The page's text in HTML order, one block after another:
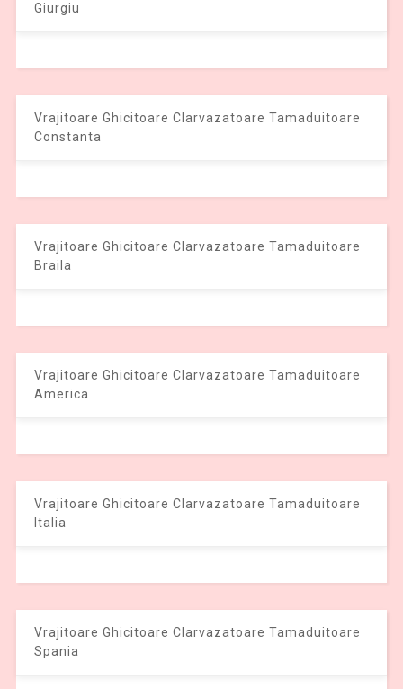
Giurgiu
Vrajitoare Ghicitoare Clarvazatoare Tamaduitoare
Constanta
Vrajitoare Ghicitoare Clarvazatoare Tamaduitoare
Braila
Vrajitoare Ghicitoare Clarvazatoare Tamaduitoare
America
Vrajitoare Ghicitoare Clarvazatoare Tamaduitoare
Italia
Vrajitoare Ghicitoare Clarvazatoare Tamaduitoare
Spania